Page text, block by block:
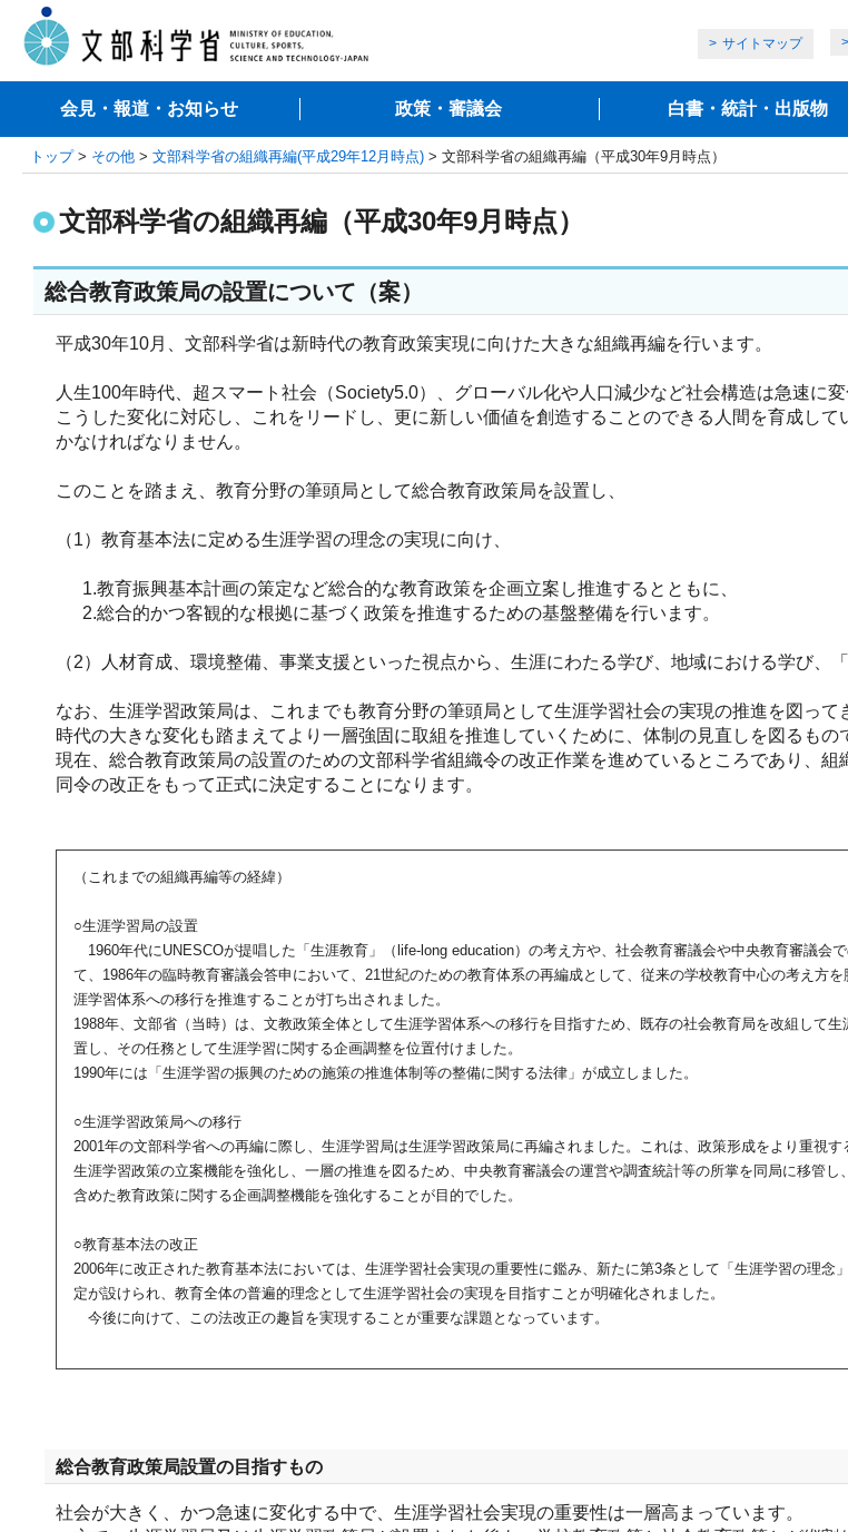
サイトマップ
会見・報道・お知らせ 政策・審議会 白書・統計・出版物
トップ> その他 > 文部科学省の組織再編(平成29年12月時点) > 文部科学省の組織再編（平成30年9月時点）
文部科学省の組織再編（平成30年9月時点）
総合教育政策局の設置について（案）
平成30年10月、文部科学省は新時代の教育政策実現に向けた大きな組織再編を行います。
人生100年時代、超スマート社会（Society5.0）、グローバル化や人口減少など社会構造は急速に
こうした変化に対応し、これをリードし、更に新しい価値を創造することのできる人間を育成し
かなければなりません。
このことを踏まえ、教育分野の筆頭局として総合教育政策局を設置し、
（1）教育基本法に定める生涯学習の理念の実現に向け、
1.教育振興基本計画の策定など総合的な教育政策を企画立案し推進するとともに、
2.総合的かつ客観的な根拠に基づく政策を推進するための基盤整備を行います。
（2）人材育成、環境整備、事業支援といった視点から、生涯にわたる学び、地域における学び、
なお、生涯学習政策局は、これまでも教育分野の筆頭局として生涯学習社会の実現の推進を図って
時代の大きな変化も踏まえてより一層強固に取組を推進していくために、体制の見直しを図るもの
現在、総合教育政策局の設置のための文部科学省組織令の改正作業を進めているところであり、組
同令の改正をもって正式に決定することになります。
（これまでの組織再編等の経緯）
○生涯学習局の設置
1960年代にUNESCOが提唱した「生涯教育」（life-long education）の考え方や、社会教育審議会や中央教育審議会
て、1986年の臨時教育審議会答申において、21世紀のための教育体系の再編成として、従来の学校教育中心の考え方を
涯学習体系への移行を推進することが打ち出されました。
1988年、文部省（当時）は、文教政策全体として生涯学習体系への移行を目指すため、既存の社会教育局を改組して生
置し、その任務として生涯学習に関する企画調整を位置付けました。
1990年には「生涯学習の振興のための施策の推進体制等の整備に関する法律」が成立しました。
○生涯学習政策局への移行
2001年の文部科学省への再編に際し、生涯学習局は生涯学習政策局に再編されました。これは、政策形成をより重視す
生涯学習政策の立案機能を強化し、一層の推進を図るため、中央教育審議会の運営や調査統計等の所掌を同局に移管し
含めた教育政策に関する企画調整機能を強化することが目的でした。
○教育基本法の改正
2006年に改正された教育基本法においては、生涯学習社会実現の重要性に鑑み、新たに第3条として「生涯学習の理念
定が設けられ、教育全体の普遍的理念として生涯学習社会の実現を目指すことが明確化されました。
今後に向けて、この法改正の趣旨を実現することが重要な課題となっています。
総合教育政策局設置の目指すもの
社会が大きく、かつ急速に変化する中で、生涯学習社会実現の重要性は一層高まっています。